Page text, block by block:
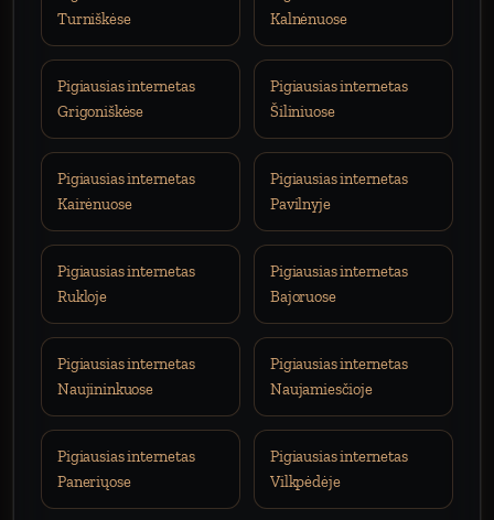
Turniškėse
Kalnėnuose
Pigiausias internetas
Grigoniškėse
Pigiausias internetas
Šiliniuose
Pigiausias internetas
Kairėnuose
Pigiausias internetas
Pavilnyje
Pigiausias internetas
Rukloje
Pigiausias internetas
Bajoruose
Pigiausias internetas
Naujininkuose
Pigiausias internetas
Naujamiesčioje
Pigiausias internetas
Paneriųose
Pigiausias internetas
Vilkpėdėje